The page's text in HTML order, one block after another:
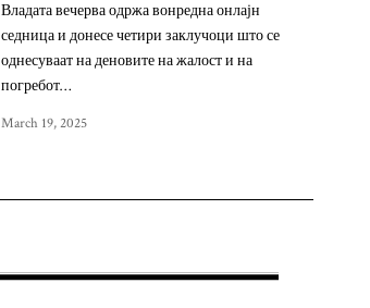
Владата вечерва одржа вонредна онлајн
седница и донесе четири заклучоци што се
однесуваат на деновите на жалост и на
погребот…
March 19, 2025